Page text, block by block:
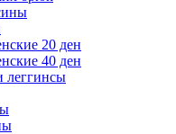
20 ден
40 ден
леггинсы